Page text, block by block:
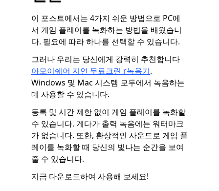
이 포스트에서는 4가지 쉬운 방법으로 PC에
서 게임 플레이를 녹화하는 방법을 배웠습니
다. 필요에 따라 하나를 선택할 수 있습니다.
그러나 우리는 당신에게 강력히 추천합니다
아모이쉐어 지연 무료크린 r녹음기.
Windows 및 Mac 시스템 모두에서 녹음하는
데 사용할 수 있습니다.
등록 및 시간 제한 없이 게임 플레이를 녹화할
수 있습니다. 게다가 출력 녹음에는 워터마크
가 없습니다. 또한, 환상적인 사운드로 게임 플
레이를 녹화할 때 당신의 빛나는 순간을 보여
줄 수 있습니다.
지금 다운로드하여 사용해 보세요!